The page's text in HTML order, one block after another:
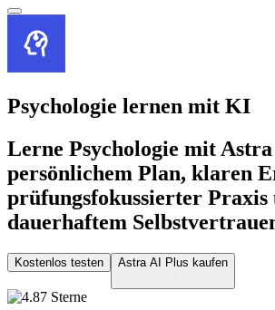
Psychologie lernen mit KI
Lerne Psychologie mit
persönlichem Plan, klaren
prüfungsfokussierter Praxis
dauerhaftem
Kostenlos testen Astra AI Plus kaufen